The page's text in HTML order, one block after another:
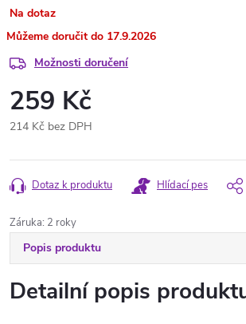
Na dotaz
17.9.2026
Možnosti doručení
259 Kč
214 Kč bez DPH
cena:
Dotaz k produktu Hlídací pes
Záruka: 2 roky
Popis produktu
Detailní popis